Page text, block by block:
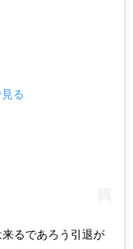
る
るであろう引退が